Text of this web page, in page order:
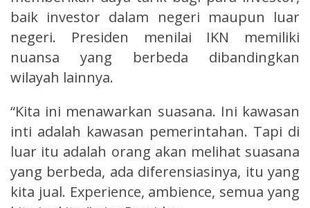
baik investor dalam negeri maupun luar
negeri. Presiden menilai IKN memiliki
nuansa yang berbeda dibandingkan
wilayah lainnya.
“Kita ini menawarkan suasana. Ini kawasan
inti adalah kawasan pemerintahan. Tapi di
luar itu adalah orang akan melihat suasana
yang berbeda, ada diferensiasinya, itu yang
kita jual. Experience, ambience, semua yang